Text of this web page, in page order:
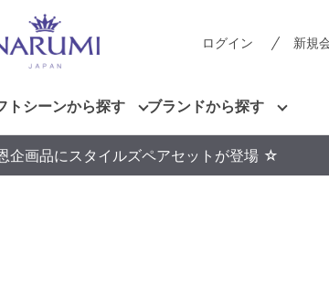
ログイン 新規
トシーンから探す ブランドから探す
企画品にスタイルズペアセットが登場 ☆